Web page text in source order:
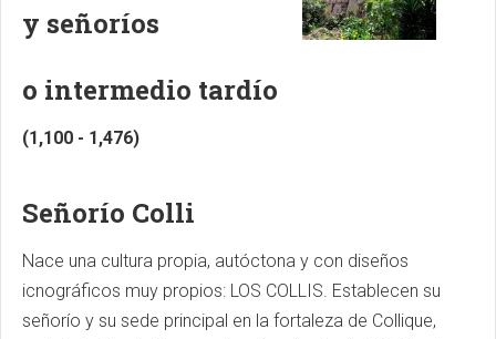
y señoríos
o intermedio tardío
(1,100 - 1,476)
Señorío Colli
Nace una cultura propia, autóctona y con diseños
icnográficos muy propios: LOS COLLIS. Establecen su
señorío y su sede principal en la fortaleza de Collique,